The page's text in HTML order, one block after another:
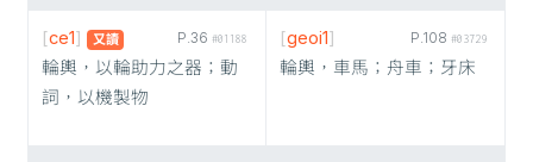
P.36 #01188
[ce1] 又讀
輪輿，以輪助力之器；動
詞，以機製物
P.108 #03729
[geoi1]
輪輿，車馬；舟車；牙床